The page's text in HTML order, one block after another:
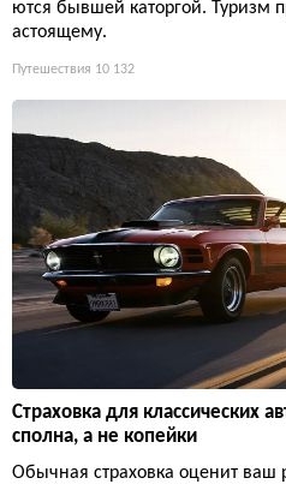
ются бывшей каторгой. Туризм
астоящему.
Путешествия 10 132
Страховка для классических
сполна, а не копейки
Обычная страховка оценит ваш